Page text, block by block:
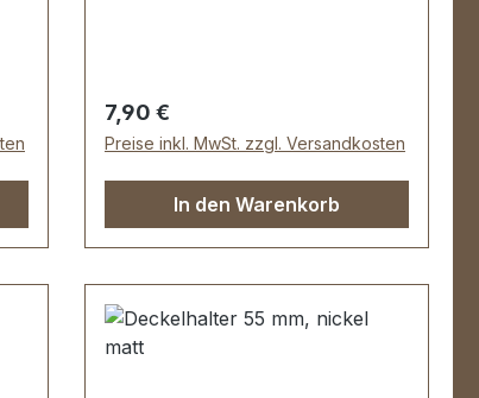
Regulärer Preis:
7,90 €
Preise inkl. MwSt. zzgl. Versandkosten
In den Warenkorb